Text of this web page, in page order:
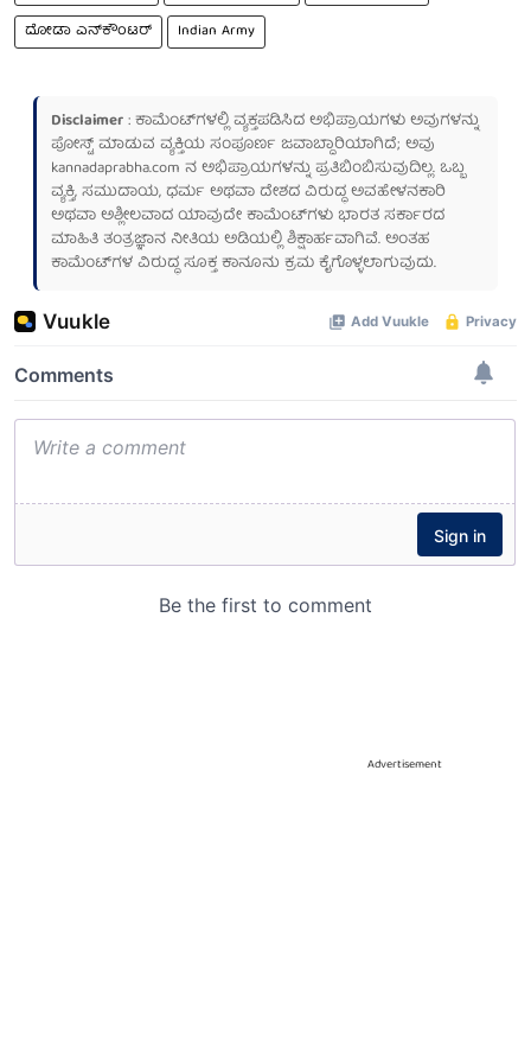
ದೋಡಾ ಎನ್‌ಕೌಂಟರ್
‌Indian Army
Disclaimer: ಕಾಮೆಂಟ್‌ಗಳಲ್ಲಿ ವ್ಯಕ್ತಪಡಿಸಿದ ಅಭಿಪ್ರಾಯಗಳು ಅವುಗಳನ್ನು
ಪೋಸ್ಟ್ ಮಾಡುವ ವ್ಯಕ್ತಿಯ ಸಂಪೂರ್ಣ ಜವಾಬ್ದಾರಿಯಾಗಿದೆ; ಅವು
kannadaprabha.com ನ ಅಭಿಪ್ರಾಯಗಳನ್ನು ಪ್ರತಿಬಿಂಬಿಸುವುದಿಲ್ಲ. ಒಬ್ಬ
ವ್ಯಕ್ತಿ, ಸಮುದಾಯ, ಧರ್ಮ ಅಥವಾ ದೇಶದ ವಿರುದ್ಧ ಅವಹೇಳನಕಾರಿ
ಅಥವಾ ಅಶ್ಲೀಲವಾದ ಯಾವುದೇ ಕಾಮೆಂಟ್‌ಗಳು ಭಾರತ ಸರ್ಕಾರದ
ಮಾಹಿತಿ ತಂತ್ರಜ್ಞಾನ ನೀತಿಯ ಅಡಿಯಲ್ಲಿ ಶಿಕ್ಷಾರ್ಹವಾಗಿವೆ. ಅಂತಹ
ಕಾಮೆಂಟ್‌ಗಳ ವಿರುದ್ಧ ಸೂಕ್ತ ಕಾನೂನು ಕ್ರಮ ಕೈಗೊಳ್ಳಲಾಗುವುದು.
Advertisement